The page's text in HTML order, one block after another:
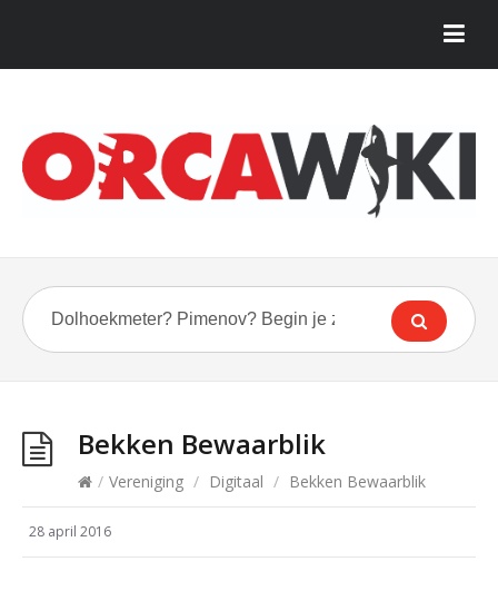
Bekken Bewaarblik
/ Vereniging / Digitaal / Bekken Bewaarblik
28 april 2016